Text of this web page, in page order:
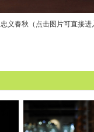
忠义春秋（点击图片可直接进